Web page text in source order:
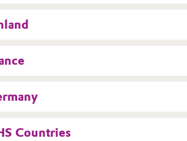
Countries